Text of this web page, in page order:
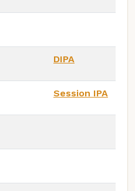
DIPA
Session IPA